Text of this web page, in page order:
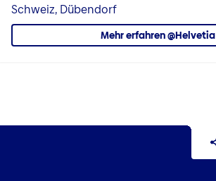
Schweiz, Dübendorf
Mehr erfahren @Helvetia